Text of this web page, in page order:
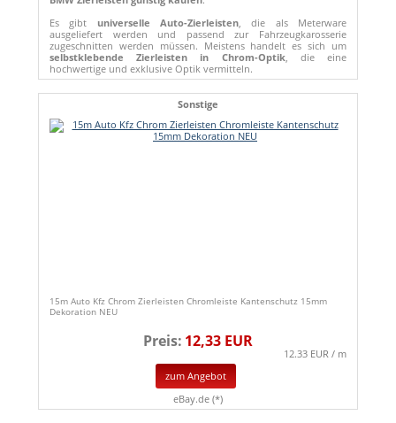
Es gibt universelle Auto-Zierleisten , die als Meterware
ausgeliefert werden und passend zur Fahrzeugkarosserie
zugeschnitten werden müssen. Meistens handelt es sich um
selbstklebende Zierleisten in Chrom-Optik, die eine
hochwertige und exklusive Optik vermitteln.
Sonstige
15m Auto Kfz Chrom Zierleisten Chromleiste Kantenschutz 15mm
Dekoration NEU
Preis: 12,33 EUR
12.33 EUR / m
zum Angebot
eBay.de (*)